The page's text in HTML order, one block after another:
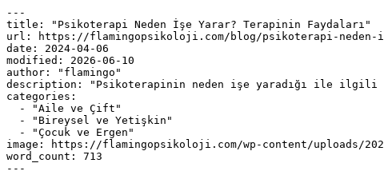
---
title: "Psikoterapi Neden İşe Yarar? Terapinin Faydaları"
url: https://flamingopsikoloji.com/blog/psikoterapi-
date: 2024-04-06
modified: 2026-06-10
author: "flamingo"
description: "Psikoterapinin neden işe yaradığı ile ilgili
categories:
image: https://flamingopsikoloji.com/wp-content/uploads/
word_count: 713
---